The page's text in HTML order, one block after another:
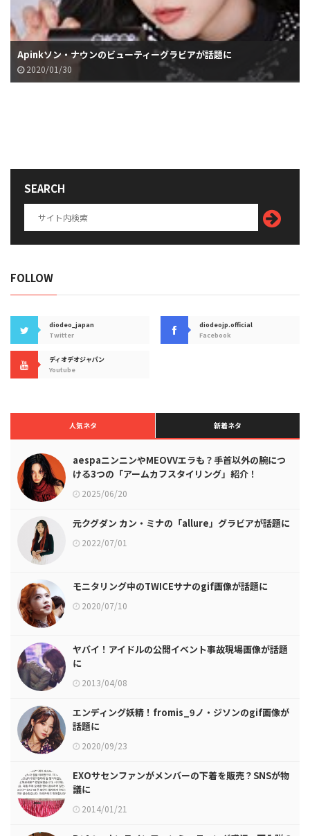
Apinkソン・ナウンのビューティーグラビアが話題に
2020/01/30
SEARCH
FOLLOW
diodeo_japan
Twitter
diodeojp.official
Facebook
ディオデオジャパン
Youtube
人気ネタ 新着ネタ
aespaニンニンやMEOVVエラも？手首以外の腕につ
ける3つの「アームカフスタイリング」紹介！
2025/06/20
元クグダン カン・ミナの「allure」グラビアが話題に
2022/07/01
モニタリング中のTWICEサナのgif画像が話題に
2020/07/10
ヤバイ！アイドルの公開イベント事故現場画像が話題
に
2013/04/08
エンディング妖精！fromis_9ノ・ジソンのgif画像が
話題に
2020/09/23
EXOサセンファンがメンバーの下着を販売？SNSが物
議に
2014/01/21